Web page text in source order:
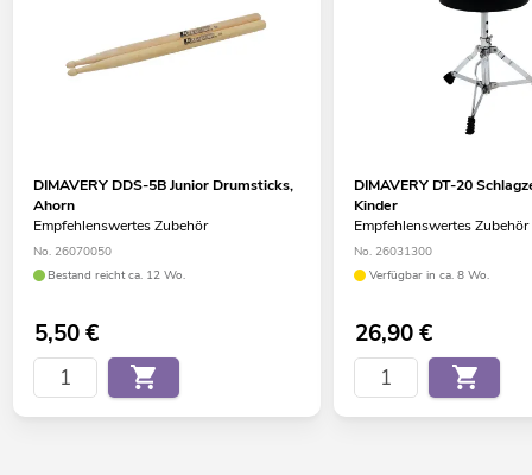
DIMAVERY DDS-5B Junior Drumsticks,
Ahorn
Empfehlenswertes Zubehör
No. 26070050
Bestand reicht ca. 12 Wo.
5,50€
DIMAVERY DT-20
Kinder
Empfehlenswertes Zubehör
No. 26031300
Verfügbar in ca. 8 Wo.
26,90€